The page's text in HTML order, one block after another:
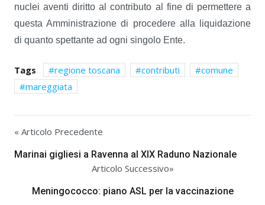
nuclei aventi diritto al contributo al fine di permettere a
questa Amministrazione di procedere alla liquidazione
di quanto spettante ad ogni singolo Ente.
Tags regione toscana contributi
comune
mareggiata
« Articolo Precedente
Marinai gigliesi a Ravenna al XIX Raduno Nazionale
Articolo Successivo»
Meningococco: piano ASL per la vaccinazione